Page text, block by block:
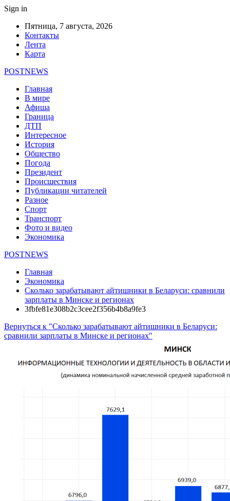
Sign in
Пятница, 7 августа, 2026
Контакты
Лента
Карта
POSTNEWS
Главная
В мире
Афиша
Граница
ДТП
Интересное
История
Общество
Погода
Президент
Происшествия
Публикации читателей
Разное
Спорт
Транспорт
Фото и видео
Экономика
POSTNEWS
Главная
Экономика
Сколько зарабатывают айтишники в Беларуси: сравнили
зарплаты в Минске и регионах
3fbfe81e308b2c3cee2f356b4b8a9fe3
Вернуться к "Сколько зарабатывают айтишники в Беларуси:
сравнили зарплаты в Минске и регионах"